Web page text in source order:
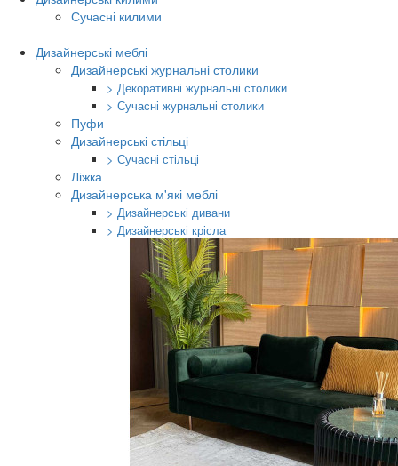
Сучасні килими
Дизайнерські меблі
Дизайнерські журнальні столики
> Декоративні журнальні столики
> Сучасні журнальні столики
Пуфи
Дизайнерські стільці
> Сучасні стільці
Ліжка
Дизайнерська м'які меблі
> Дизайнерські дивани
> Дизайнерські крісла